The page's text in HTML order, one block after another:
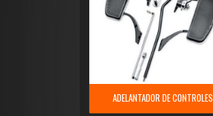
ADELANTADOR DE CONTROLES